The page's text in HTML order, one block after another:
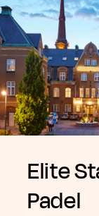
Elite
Padel